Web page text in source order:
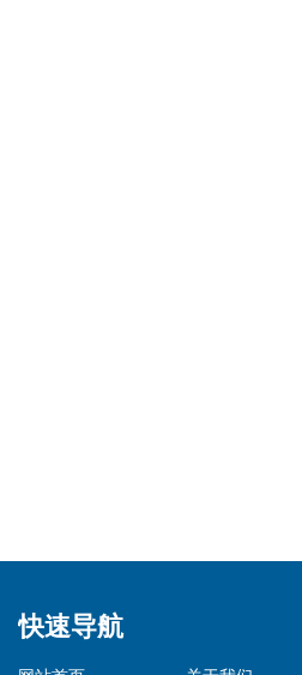
快速导航